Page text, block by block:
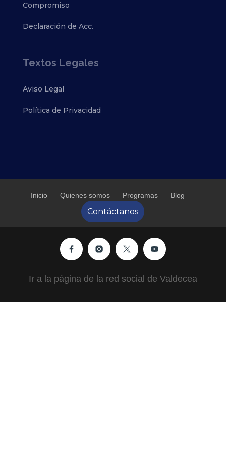
Compromiso
Declaración de Acc.
Textos Legales
Aviso Legal
Política de Privacidad
Inicio Quienes somos Programas Blog
Contáctanos
Ir a la página de la red social de Valdecea